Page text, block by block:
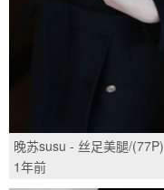
晚苏susu - 丝足美腿/(77P)
1年前